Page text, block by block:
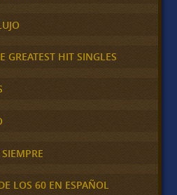
GREATEST HIT SINGLES
LOS 60 EN ESPAÑOL